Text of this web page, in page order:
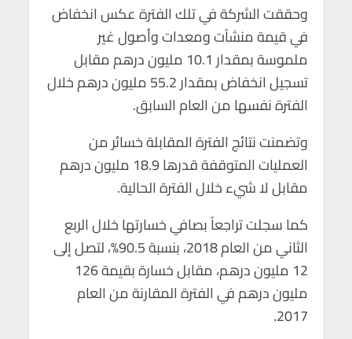
وحققت الشركة في تلك الفترة عكس انخفاض
في قيمة منشآت ومعدات وأصول غير
ملموسة بمقدار 10.1 مليون درهم مقابل
تسجيل انخفاض بمقدار 55.2 مليون درهم خلال
الفترة نفسها من العام السابق.
وتضمنت نتائج الفترة المقابلة خسائر من
العمليات المتوقفة قدرها 18.9 مليون درهم
مقابل لا شيء خلال الفترة الحالية.
كما سجلت تراجعاً بصافي خسارتها خلال الربع
الثاني من العام 2018، بنسبة 90.5%، لتصل إلى
12 مليون درهم، مقابل خسارة بقيمة 126
مليون درهم في الفترة المقارنة من العام
2017.